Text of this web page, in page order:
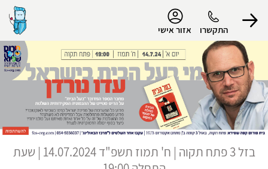
התקשרו אזור אישי
הפרופיל שלי
התנתק
בזל 3 פתח תקוה | ח' תמוז תשפ"ד
14.07.2024 | שעת